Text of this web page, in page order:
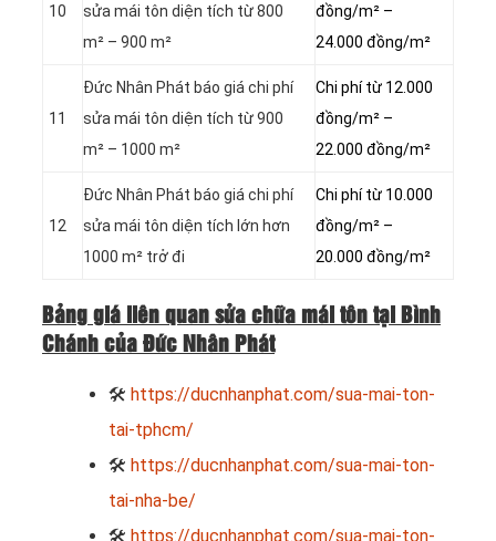
10
sửa mái tôn diện tích từ 800
m² – 900 m²
đồng/m² –
24.000 đồng/m²
11
Đức Nhân Phát báo giá chi phí
sửa mái tôn diện tích từ 900
m² – 1000 m²
Chi phí từ 12.000
đồng/m² –
22.000 đồng/m²
12
Đức Nhân Phát báo giá chi phí
sửa mái tôn diện tích lớn hơn
1000 m² trở đi
Chi phí từ 10.000
đồng/m² –
20.000 đồng/m²
Bảng giá liên quan sửa chữa mái tôn tại Bình
Chánh của Đức Nhân Phát
🛠 https://ducnhanphat.com/sua-mai-ton-
tai-tphcm/
🛠 https://ducnhanphat.com/sua-mai-ton-
tai-nha-be/
🛠 https://ducnhanphat.com/sua-mai-ton-